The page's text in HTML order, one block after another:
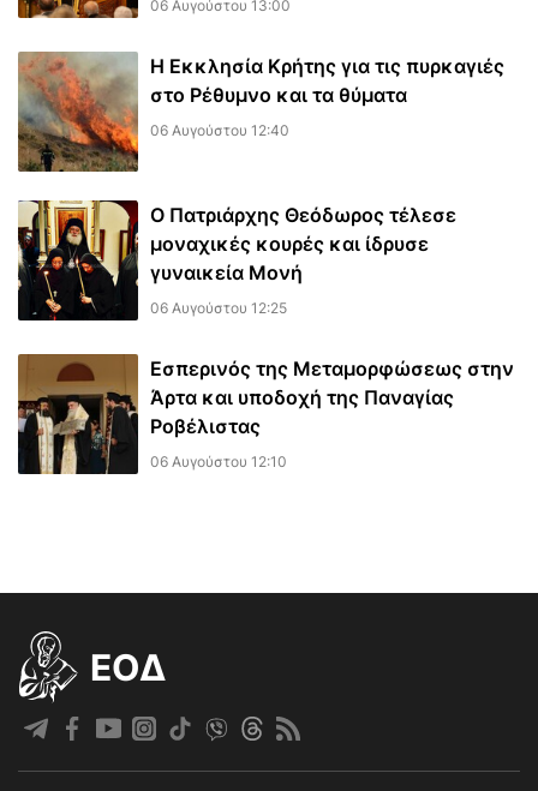
06 Αυγούστου 13:00
Η Εκκλησία Κρήτης για τις πυρκαγιές
στο Ρέθυμνο και τα θύματα
06 Αυγούστου 12:40
Ο Πατριάρχης Θεόδωρος τέλεσε
μοναχικές κουρές και ίδρυσε
γυναικεία Μονή
06 Αυγούστου 12:25
Εσπερινός της Μεταμορφώσεως στην
Άρτα και υποδοχή της Παναγίας
Ροβέλιστας
06 Αυγούστου 12:10
EOΔ